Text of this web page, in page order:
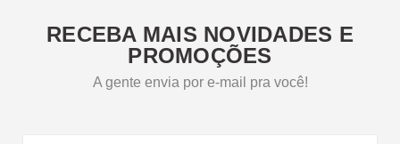
RECEBA MAIS NOVIDADES E
PROMOÇÕES
A gente envia por e-mail pra você!